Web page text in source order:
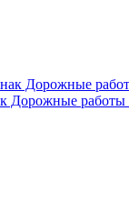
Дорожные работы